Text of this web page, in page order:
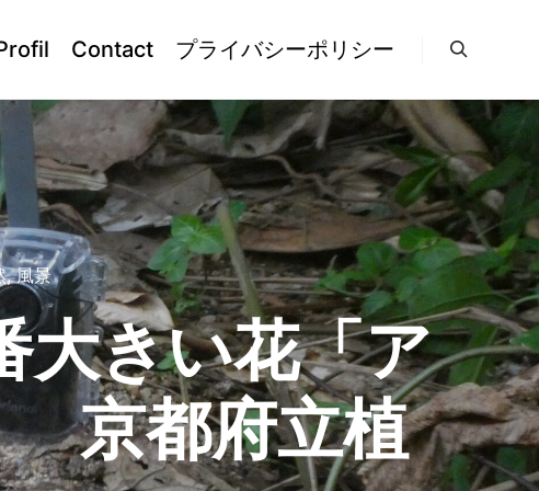
Contact プライバシーポリシー
,風景
大きい花「ア
京都府立植